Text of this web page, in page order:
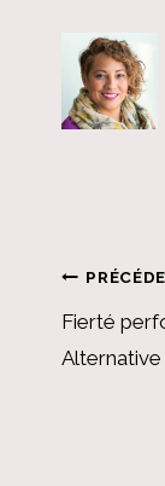
de
Fierté